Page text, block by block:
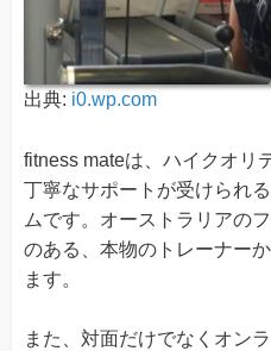
出典: i0.wp.com
fitness mateは、ハイクオリ
丁寧なサポートが受けられ
ムです。オーストラリアの
のある、本物のトレーナー
ます。
また、対面だけでなくオン